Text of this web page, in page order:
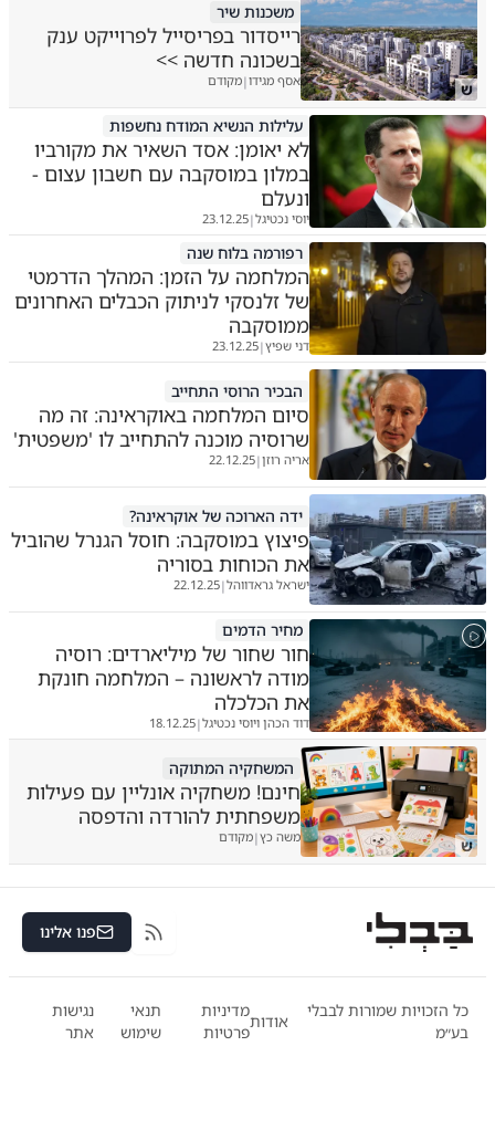
ש
משכנות שיר
רייסדור בפריסייל לפרוייקט ענק
בשכונה חדשה >>
אסף מגידו|מקודם
עלילות הנשיא המודח נחשפות
לא יאומן: אסד השאיר את מקורביו
במלון במוסקבה עם חשבון עצום -
ונעלם
יוסי נכטיגל|
23.12.25
רפורמה בלוח שנה
המלחמה על הזמן: המהלך הדרמטי
של זלנסקי לניתוק הכבלים האחרונים
ממוסקבה
דני שפיץ|
23.12.25
הבכיר הרוסי התחייב
סיום המלחמה באוקראינה: זה מה
שרוסיה מוכנה להתחייב לו 'משפטית'
אריה רוזן|
22.12.25
ידה הארוכה של אוקראינה?
פיצוץ במוסקבה: חוסל הגנרל שהוביל
את הכוחות בסוריה
ישראל גראדווהל|
22.12.25
מחיר הדמים
חור שחור של מיליארדים: רוסיה
מודה לראשונה – המלחמה חונקת
את הכלכלה
דוד הכהן ויוסי נכטיגל|
18.12.25
ש
המשחקיה המתוקה
חינם! משחקיה אונליין עם פעילות
משפחתית להורדה והדפסה
משה כץ|מקודם
RSS פנו אלינו
כל הזכויות שמורות לבבלי
בע״מ
אודות
מדיניות
פרטיות
תנאי
שימוש
נגישות
אתר